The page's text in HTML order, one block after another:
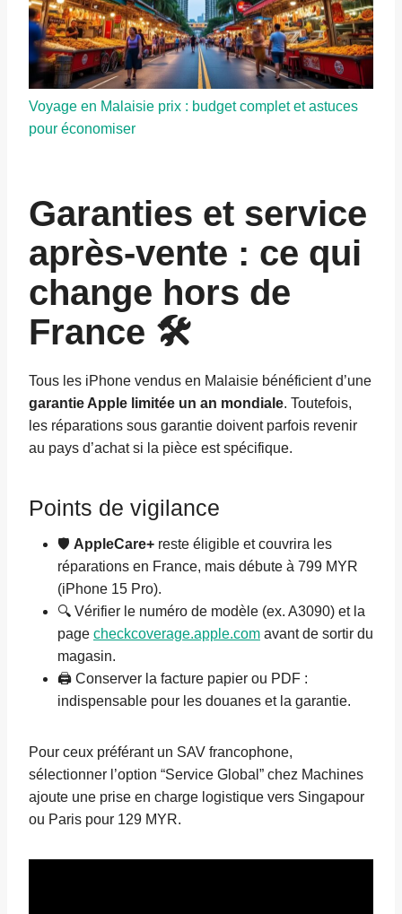
Voyage en Malaisie prix : budget complet et astuces
pour économiser
Garanties et service
après-vente : ce qui
change hors de
France 🛠️
Tous les iPhone vendus en Malaisie bénéficient d’une
garantie Apple limitée un an mondiale. Toutefois,
les réparations sous garantie doivent parfois revenir
au pays d’achat si la pièce est spécifique.
Points de vigilance
🛡️ AppleCare+ reste éligible et couvrira les
réparations en France, mais débute à 799 MYR
(iPhone 15 Pro).
🔍 Vérifier le numéro de modèle (ex. A3090) et la
page checkcoverage.apple.com avant de sortir du
magasin.
🖨️ Conserver la facture papier ou PDF :
indispensable pour les douanes et la garantie.
Pour ceux préférant un SAV francophone,
sélectionner l’option “Service Global” chez Machines
ajoute une prise en charge logistique vers Singapour
ou Paris pour 129 MYR.